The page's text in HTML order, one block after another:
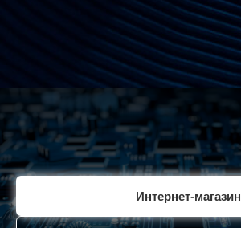
Интернет-магазин